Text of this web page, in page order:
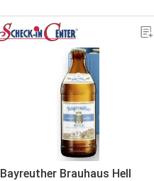
Bayreuther Brauhaus Hell